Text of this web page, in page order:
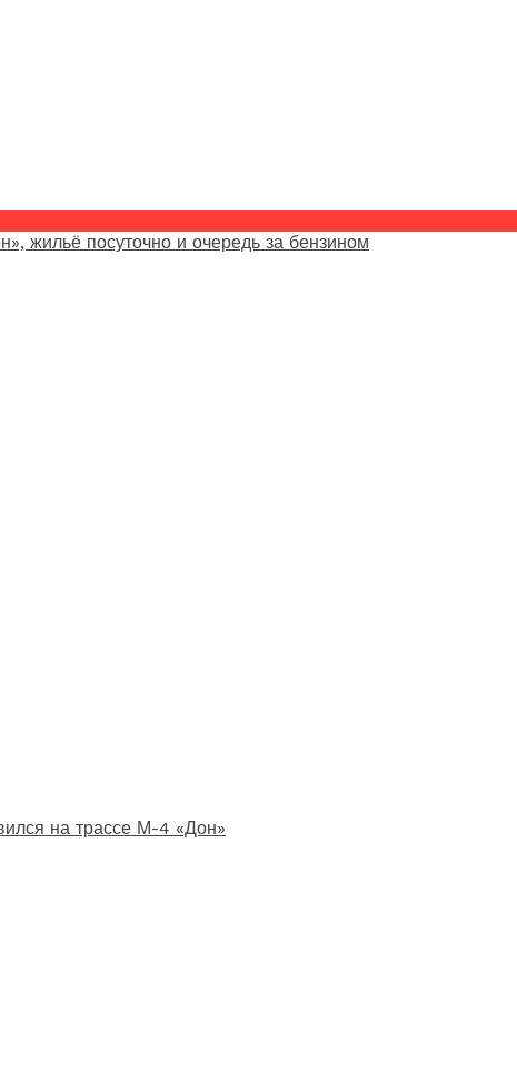
жильё посуточно и очередь за бензином
на трассе М-4 «Дон»